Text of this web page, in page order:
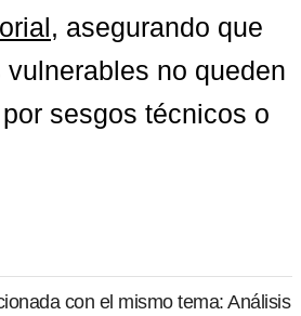
, asegurando que
no queden
sesgos técnicos o
con el mismo tema: Análisis